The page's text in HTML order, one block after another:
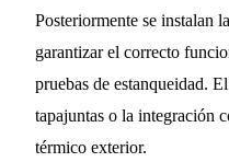
Posteriormente se instalan
garantizar el correcto
pruebas de estanqueidad.
tapajuntas o la integración
térmico exterior.